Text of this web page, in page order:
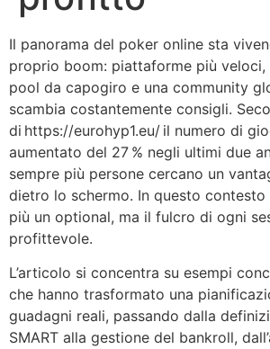
Il panorama del poker online sta
proprio boom: piattaforme più
pool da capogiro e una community
scambia costantemente consigli.
di https://eurohyp1.eu/ il numero di
aumentato del 27 % negli ultimi due
sempre più persone cercano un
dietro lo schermo. In questo
più un optional, ma il fulcro di ogni
profittevole.
L’articolo si concentra su esempi
che hanno trasformato una
guadagni reali, passando dalla
SMART alla gestione del bankroll,